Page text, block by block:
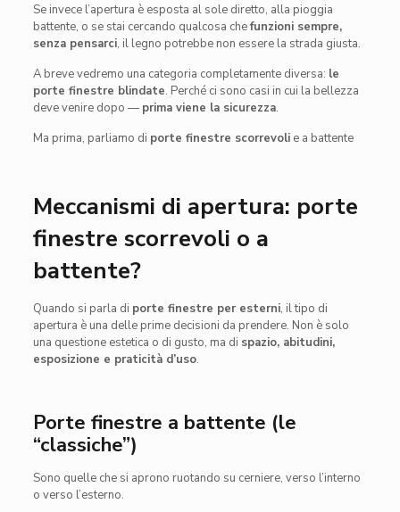
Se invece l’apertura è esposta al sole diretto, alla pioggia
battente, o se stai cercando qualcosa chefunzioni sempre,
senza pensarci, il legno potrebbe non essere la strada giusta.
A breve vedremo una categoria completamente diversa: le
porte finestre blindate. Perché ci sono casi in cui la bellezza
deve venire dopo — prima viene la sicurezza.
Ma prima, parliamo di porte finestre scorrevolie a battente
Meccanismi di apertura: porte
finestre scorrevoli o a
battente?
Quando si parla di porte finestre per esterni, il tipo di
apertura è una delle prime decisioni da prendere. Non è solo
una questione estetica o di gusto, ma di spazio, abitudini,
esposizione e praticità d’uso.
Porte finestre a battente (le
“classiche”)
Sono quelle che si aprono ruotando su cerniere, verso l’interno
o verso l’esterno.